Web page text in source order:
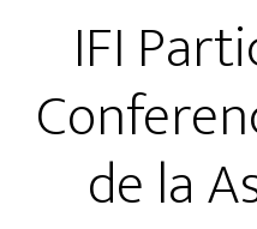
IFI
de la